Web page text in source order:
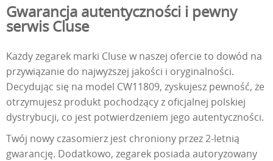
Gwarancja autentyczności i pewny
serwis Cluse
Każdy zegarek marki Cluse w naszej ofercie to dowód na
przywiązanie do najwyższej jakości i oryginalności.
Decydując się na model CW11809, zyskujesz pewność, że
otrzymujesz produkt pochodzący z oficjalnej polskiej
dystrybucji, co jest potwierdzeniem jego autentyczności.
Twój nowy czasomierz jest chroniony przez 2-letnią
gwarancję. Dodatkowo, zegarek posiada autoryzowany